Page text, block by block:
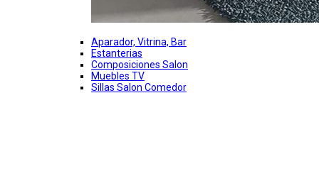
Aparador, Vitrina, Bar
Estanterias
Composiciones Salon
Muebles TV
Sillas Salon Comedor